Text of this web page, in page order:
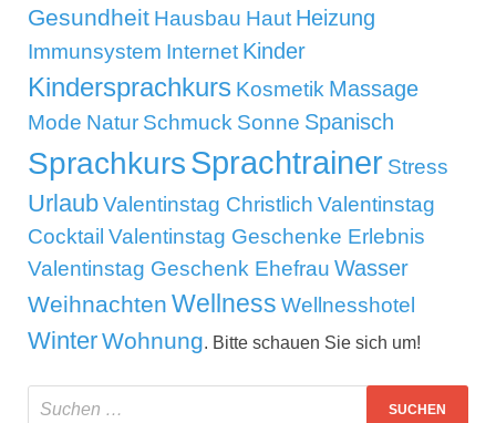
Gesundheit Hausbau Haut Heizung
Immunsystem Internet Kinder
Kindersprachkurs Kosmetik Massage
Mode Natur Schmuck Sonne Spanisch
SprachkursSprachtrainer Stress
UrlaubValentinstag Christlich Valentinstag
Cocktail Valentinstag Geschenke Erlebnis
Valentinstag Geschenk Ehefrau Wasser
Weihnachten Wellness Wellnesshotel
WinterWohnung. Bitte schauen Sie sich um!